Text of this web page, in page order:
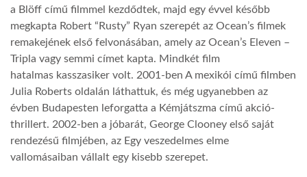
a Blöff című filmmel kezdődtek, majd egy évvel később
megkapta Robert “Rusty” Ryan szerepét az Ocean’s filmek
remakejének első felvonásában, amely az Ocean’s Eleven –
Tripla vagy semmi címet kapta. Mindkét film
hatalmas kasszasiker volt. 2001-ben A mexikói című filmben
Julia Roberts oldalán láthattuk, és még ugyanebben az
évben Budapesten leforgatta a Kémjátszma című akció-
thrillert. 2002-ben a jóbarát, George Clooney első saját
rendezésű filmjében, az Egy veszedelmes elme
vallomásaiban vállalt egy kisebb szerepet.